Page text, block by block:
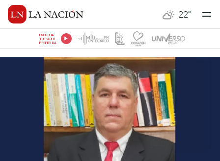
22°
ESCUCHÁ
TU RADIO
PREFERIDA